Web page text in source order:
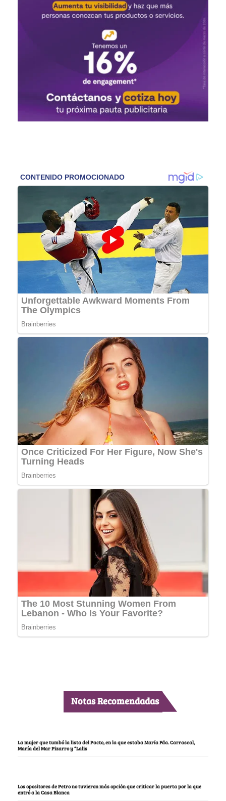
Notas Recomendadas
La mujer que tumbó la lista del Pacto, en la que estaba María Fda. Carrascal,
María del Mar Pizarro y “Lalis
Los opositores de Petro no tuvieron más opción que criticar la puerta por la que
entró a la Casa Blanca